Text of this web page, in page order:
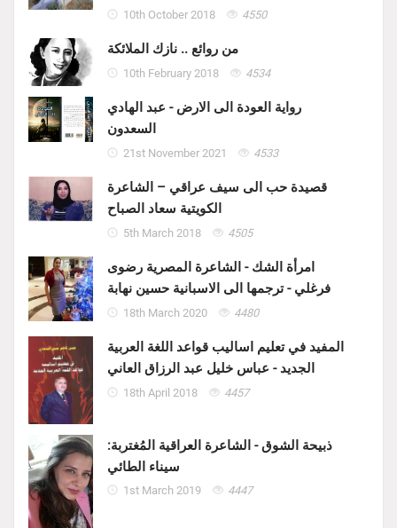
10th October 2018 4550
من روائع .. نازك الملائكة
10th February 2018 4534
رواية العودة الى الارض - عبد الهادي
السعدون
21st November 2021 4533
قصيدة حب الى سيف عراقي – الشاعرة
الكويتية سعاد الصباح
5th March 2018 4505
امرأة الشك - الشاعرة المصرية رضوى
فرغلي - ترجمها الى الاسبانية حسين نهابة
18th March 2020 4480
المفيد في تعليم اساليب قواعد اللغة العربية
الجديد - عباس خليل عبد الرزاق العاني
18th April 2018 4457
ذبيحة الشوق - الشاعرة العراقية المُغتربة:
سيناء الطائي
1st March 2019 4447